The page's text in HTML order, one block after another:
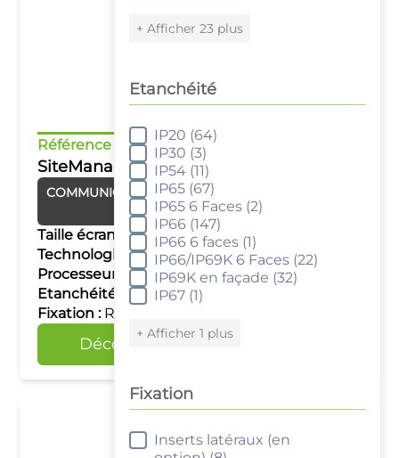
+ Afficher 23 plus
Etanchéité
Etanchéité
IP20 (64)
IP30 (3)
IP54 (11)
IP65 (67)
IP65 6 Faces (2)
IP66 (147)
IP66 6 faces (1)
IP66/IP69K 6 Faces (22)
IP69K en façade (32)
IP67 (1)
+ Afficher 1 plus
Fixation
Fixation
Inserts latéraux (en
Référence : 1549/3549
SiteManager SMK1549 / SMK3549
COMMUNICATION
Routeur industriel
Secomea
Taille écran :
–
Technologie tactile :–
Processeur :
–
Etanchéité :
–
Fixation : Rail DIN
Découvrir